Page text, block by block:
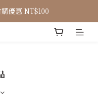
優惠 NT$100